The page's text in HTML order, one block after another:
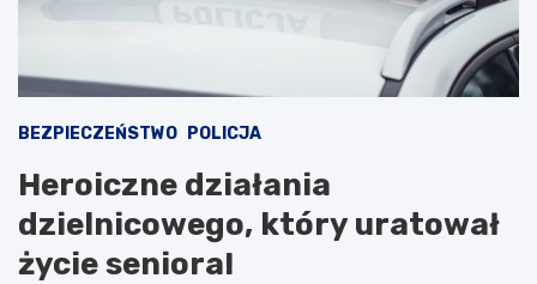
BEZPIECZEŃSTWO POLICJA
Heroiczne działania
dzielnicowego, który uratował
życie seniora!